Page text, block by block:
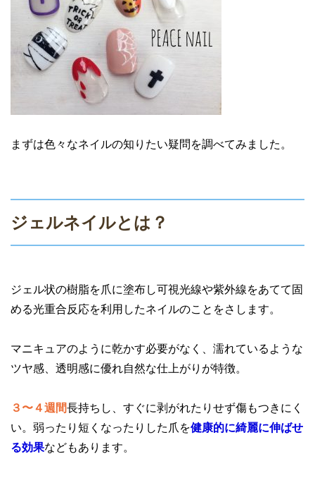
まずは色々なネイルの知りたい疑問を調べてみました。
ジェルネイルとは？
ジェル状の樹脂を爪に塗布し可視光線や紫外線をあてて固
める光重合反応を利用したネイルのことをさします。
マニキュアのように乾かす必要がなく、濡れているような
ツヤ感、透明感に優れ自然な仕上がりが特徴。
３〜４週間長持ちし、すぐに剥がれたりせず傷もつきにく
い。弱ったり短くなったりした爪を健康的に綺麗に伸ばせ
る効果などもあります。